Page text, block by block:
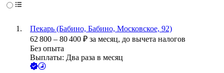
Пекарь (Бабино, Бабино, Московское, 92)
62 800 – 80 400 ₽ за месяц, до вычета налогов
Без опыта
Выплаты: Два раза в месяц